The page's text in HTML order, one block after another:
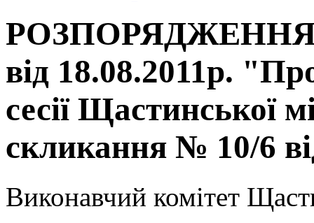
РОЗПОРЯДЖЕННЯ
від 18.08.2011р.
сесії Щастинської
скликання № 10/6
Виконавчий комітет